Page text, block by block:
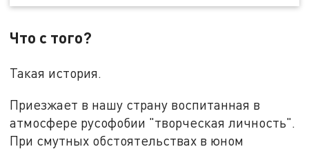
Что с того?
Такая история.
Приезжает в нашу страну воспитанная в
атмосфере русофобии "творческая личность".
При смутных обстоятельствах в юном